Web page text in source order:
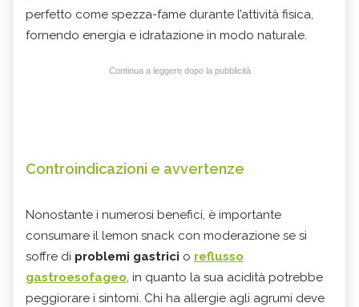
perfetto come spezza-fame durante l’attività fisica,
fornendo energia e idratazione in modo naturale.
Continua a leggere dopo la pubblicità
Controindicazioni e avvertenze
Nonostante i numerosi benefici, è importante
consumare il lemon snack con moderazione se si
soffre di problemi gastrici o reflusso
gastroesofageo, in quanto la sua acidità potrebbe
peggiorare i sintomi. Chi ha allergie agli agrumi deve